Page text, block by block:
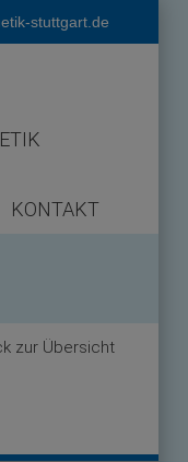
stuttgart.de
KONTAKT
zur Übersicht